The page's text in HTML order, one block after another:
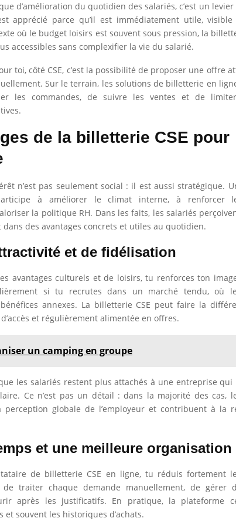
d’amélioration du quotidien des salariés, c’est un
apprécié parce qu’il est immédiatement utile,
où le budget loisirs est souvent sous pression, la
accessibles sans complexifier la vie du salarié.
toi, côté CSE, c’est la possibilité de proposer une offre
Sur le terrain, les solutions de billetterie en
les commandes, de suivre les ventes et de
de la billetterie CSE pour
n’est pas seulement social : il est aussi stratégique.
à améliorer le climat interne, à renforcer
la politique RH. Dans les faits, les salariés
des avantages concrets et utiles au quotidien.
et de fidélisation
avantages culturels et de loisirs, tu renforces ton
si tu recrutes dans un marché tendu, où
annexes. La billetterie CSE peut faire la
et régulièrement alimentée en offres.
un camping en groupe
les salariés restent plus attachés à une entreprise
Ce n’est pas un détail : dans la majorité des cas,
perception globale de l’employeur et contribuent à la
et une meilleure organisation
de billetterie CSE en ligne, tu réduis fortement
de traiter chaque demande manuellement, de gérer
après les justificatifs. En pratique, la plateforme
et souvent les historiques d’achats.